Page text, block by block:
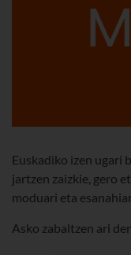
Euskadiko izen ugari
jartzen zaizkie, gero
moduari eta
Asko zabaltzen ari